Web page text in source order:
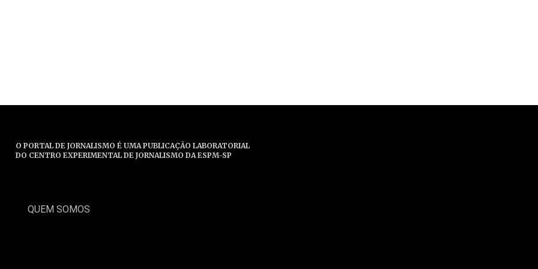
O PORTAL DE JORNALISMO É UMA PUBLICAÇÃO LABORATORIAL
DO CENTRO EXPERIMENTAL DE JORNALISMO DA ESPM-SP
QUEM SOMOS